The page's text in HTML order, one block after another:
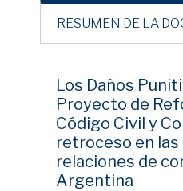
RESUMEN DE LA
Los Daños
Proyecto de
Código Civil y
retroceso en
relaciones de
Argentina